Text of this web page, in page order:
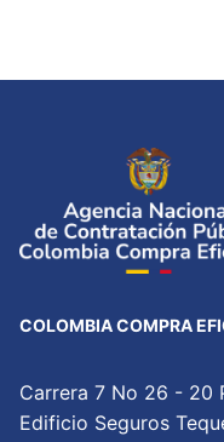
COLOMBIA COMPRA
Carrera 7 No 26 - 20
Edificio Seguros